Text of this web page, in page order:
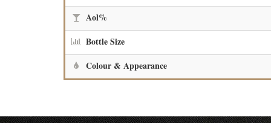
Aol%
Bottle Size
Colour & Appearance